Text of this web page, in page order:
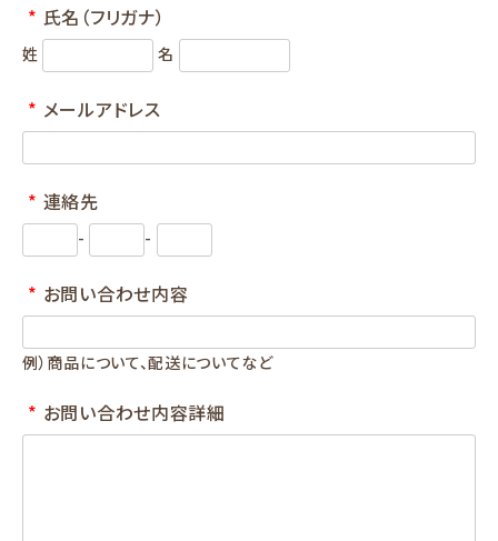
シリーズ
URUBANAブログ
お知らせ
* 氏名（フリガナ）
姓 名
* メールアドレス
* 連絡先
- -
* お問い合わせ内容
例）商品について、配送についてなど
* お問い合わせ内容詳細